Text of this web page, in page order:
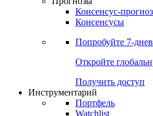
Портфели
Прогнозы
Консенсусы
Попробуйте7-
Откройте